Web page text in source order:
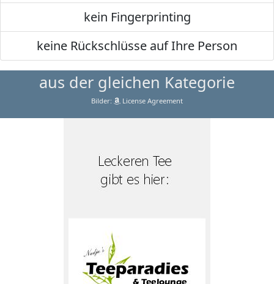
kein Fingerprinting
keine Rückschlüsse auf Ihre Person
aus der gleichen Kategorie
Bilder: License Agreement